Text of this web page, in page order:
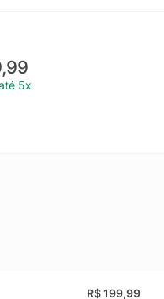
5x
R$ 199,99